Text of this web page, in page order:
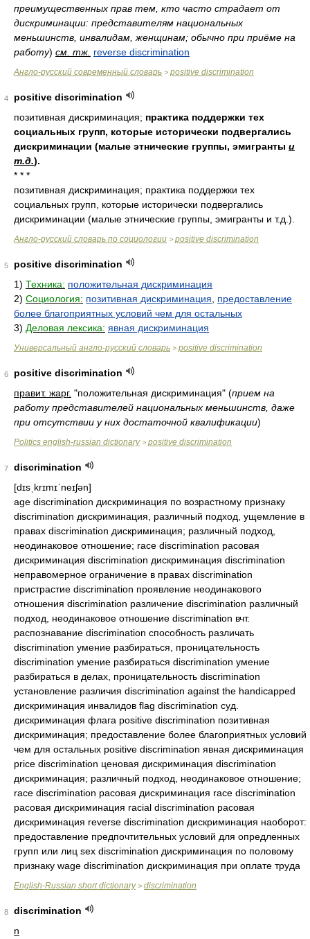
преимущественных прав тем, кто часто страдает от
дискриминации: представителям национальных
меньшинств, инвалидам, женщинам; обычно при приёме на
работу) см. тж. reverse discrimination
Англо-русский современный словарь > positive discrimination
4
positive discrimination
позитивная дискриминация; практика поддержки тех
социальных групп, которые исторически подвергались
дискриминации (малые этнические группы, эмигранты и
т.д.).
* * *
позитивная дискриминация; практика поддержки тех
социальных групп, которые исторически подвергались
дискриминации (малые этнические группы, эмигранты и т.д.).
Англо-русский словарь по социологии > positive discrimination
5
positive discrimination
1) Техника: положительная дискриминация
2) Социология: позитивная дискриминация
предоставление
более благоприятных условий чем для остальных
3) Деловая лексика: явная дискриминация
Универсальный англо-русский словарь > positive discrimination
6
positive discrimination
правит. жарг. "положительная дискриминация" (прием на
работу представителей национальных меньшинств, даже
при отсутствии у них достаточной квалификации)
Politics english-russian dictionary> positive discrimination
7
discrimination
[dɪsˌkrɪmɪˈneɪʃən]
age discrimination дискриминация по возрастному признаку
discrimination дискриминация, различный подход, ущемление в
правах discrimination дискриминация; различный подход,
неодинаковое отношение; race discrimination расовая
дискриминация discrimination дискриминация discrimination
неправомерное ограничение в правах discrimination
пристрастие discrimination проявление неодинакового
отношения discrimination различение discrimination различный
подход, неодинаковое отношение discrimination вчт.
распознавание discrimination способность различать
discrimination умение разбираться, проницательность
discrimination умение разбираться discrimination умение
разбираться в делах, проницательность discrimination
установление различия discrimination against the handicapped
дискриминация инвалидов flag discrimination суд.
дискриминация флага positive discrimination позитивная
дискриминация; предоставление более благоприятных условий
чем для остальных positive discrimination явная дискриминация
price discrimination ценовая дискриминация discrimination
дискриминация; различный подход, неодинаковое отношение;
race discrimination расовая дискриминация race discrimination
расовая дискриминация racial discrimination расовая
дискриминация reverse discrimination дискриминация наоборот:
предоставление предпочтительных условий для опредленных
групп или лиц sex discrimination дискриминация по половому
признаку wage discrimination дискриминация при оплате труда
English-Russian short dictionary> discrimination
8
discrimination
n